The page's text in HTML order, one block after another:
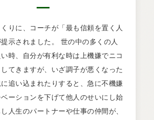
りに、コーチが「最も信頼を置く人
示されました。 世の中の多くの人
時、自分が有利な時は上機嫌でニコ
てきますが、いざ調子が悪くなった
追い込まれたりすると、急に不機嫌
ーションを下げて他人のせいにし始
人生のパートナーや仕事の仲間が、